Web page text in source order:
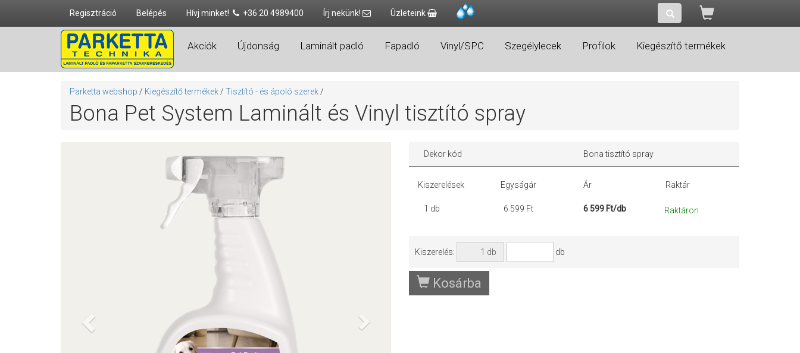
Regisztráció Belépés Hívj minket! +36 20 4989400 Írj nekünk! Üzleteink
Akciók Újdonság Laminált padló Fapadló Vinyl/SPC Szegélylecek Profilok Kiegészítő termékek
Parketta webshop / Kiegészítő termékek / Tisztító - és ápoló szerek /
Bona Pet System Laminált és Vinyl tisztító spray
Previous Next
Dekor kód Bona tisztító spray
Kiszerelések Egyságár Ár Raktár
1 db 6 599 Ft 6 599 Ft/db Raktáron
Kiszerelés: db
Kosárba